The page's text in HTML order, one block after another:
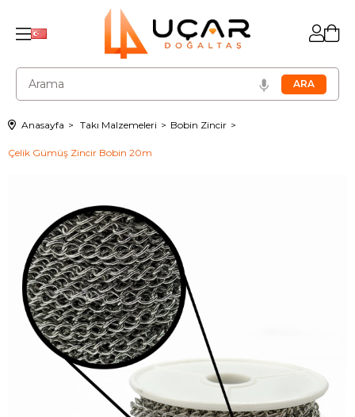
Anasayfa Takı Malzemeleri Bobin Zincir
Çelik Gümüş Zincir Bobin 20m